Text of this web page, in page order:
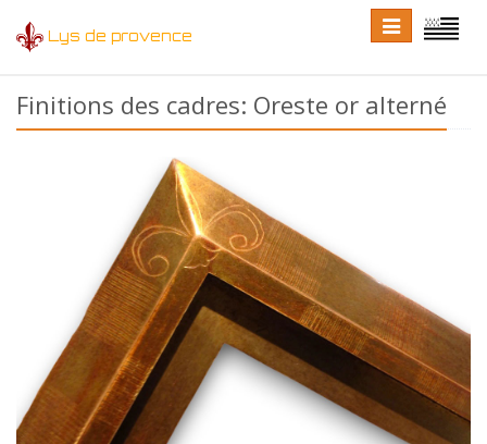
Lys de provence
Toggle
language
Toggle
navigation
Finitions des cadres: Oreste or alterné